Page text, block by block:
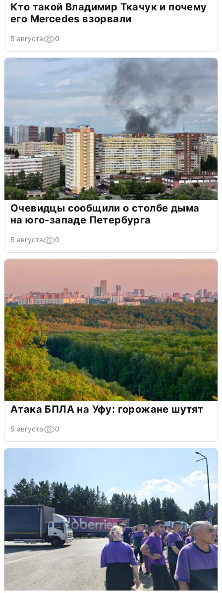
Кто такой Владимир Ткачук и почему
его Mercedes взорвали
5 августа 0
Очевидцы сообщили о столбе дыма
на юго-западе Петербурга
5 августа 0
Атака БПЛА на Уфу: горожане шутят
5 августа 0